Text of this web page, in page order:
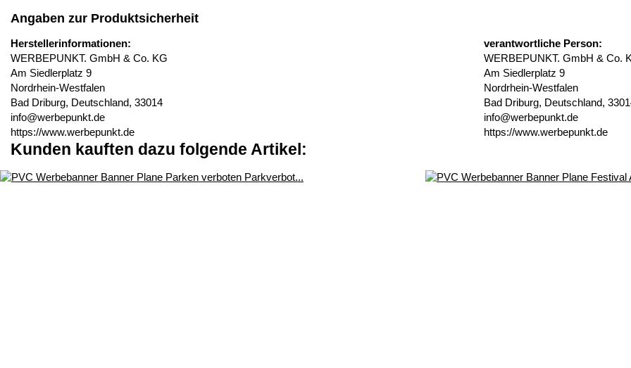
Angaben zur Produktsicherheit
Herstellerinformationen:
WERBEPUNKT. GmbH & Co. KG
Am Siedlerplatz 9
Nordrhein-Westfalen
Bad Driburg, Deutschland, 33014
info@werbepunkt.de
https://www.werbepunkt.de
verantwortliche Person:
WERBEPUNKT. GmbH & Co.
Am Siedlerplatz 9
Nordrhein-Westfalen
Bad Driburg, Deutschland,
info@werbepunkt.de
https://www.werbepunkt.de
Kunden kauften dazu folgende Artikel: